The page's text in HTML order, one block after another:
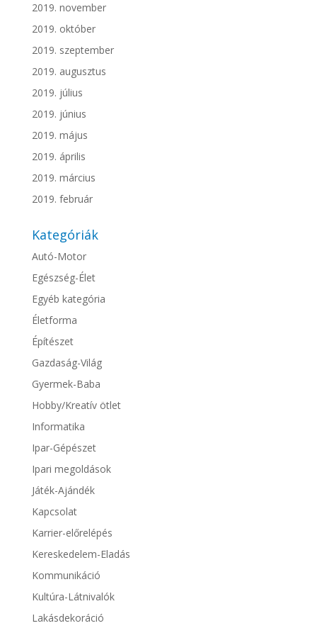
2019. november
2019. október
2019. szeptember
2019. augusztus
2019. július
2019. június
2019. május
2019. április
2019. március
2019. február
Kategóriák
Autó-Motor
Egészség-Élet
Egyéb kategória
Életforma
Építészet
Gazdaság-Világ
Gyermek-Baba
Hobby/Kreatív ötlet
Informatika
Ipar-Gépészet
Ipari megoldások
Játék-Ajándék
Kapcsolat
Karrier-előrelépés
Kereskedelem-Eladás
Kommunikáció
Kultúra-Látnivalók
Lakásdekoráció